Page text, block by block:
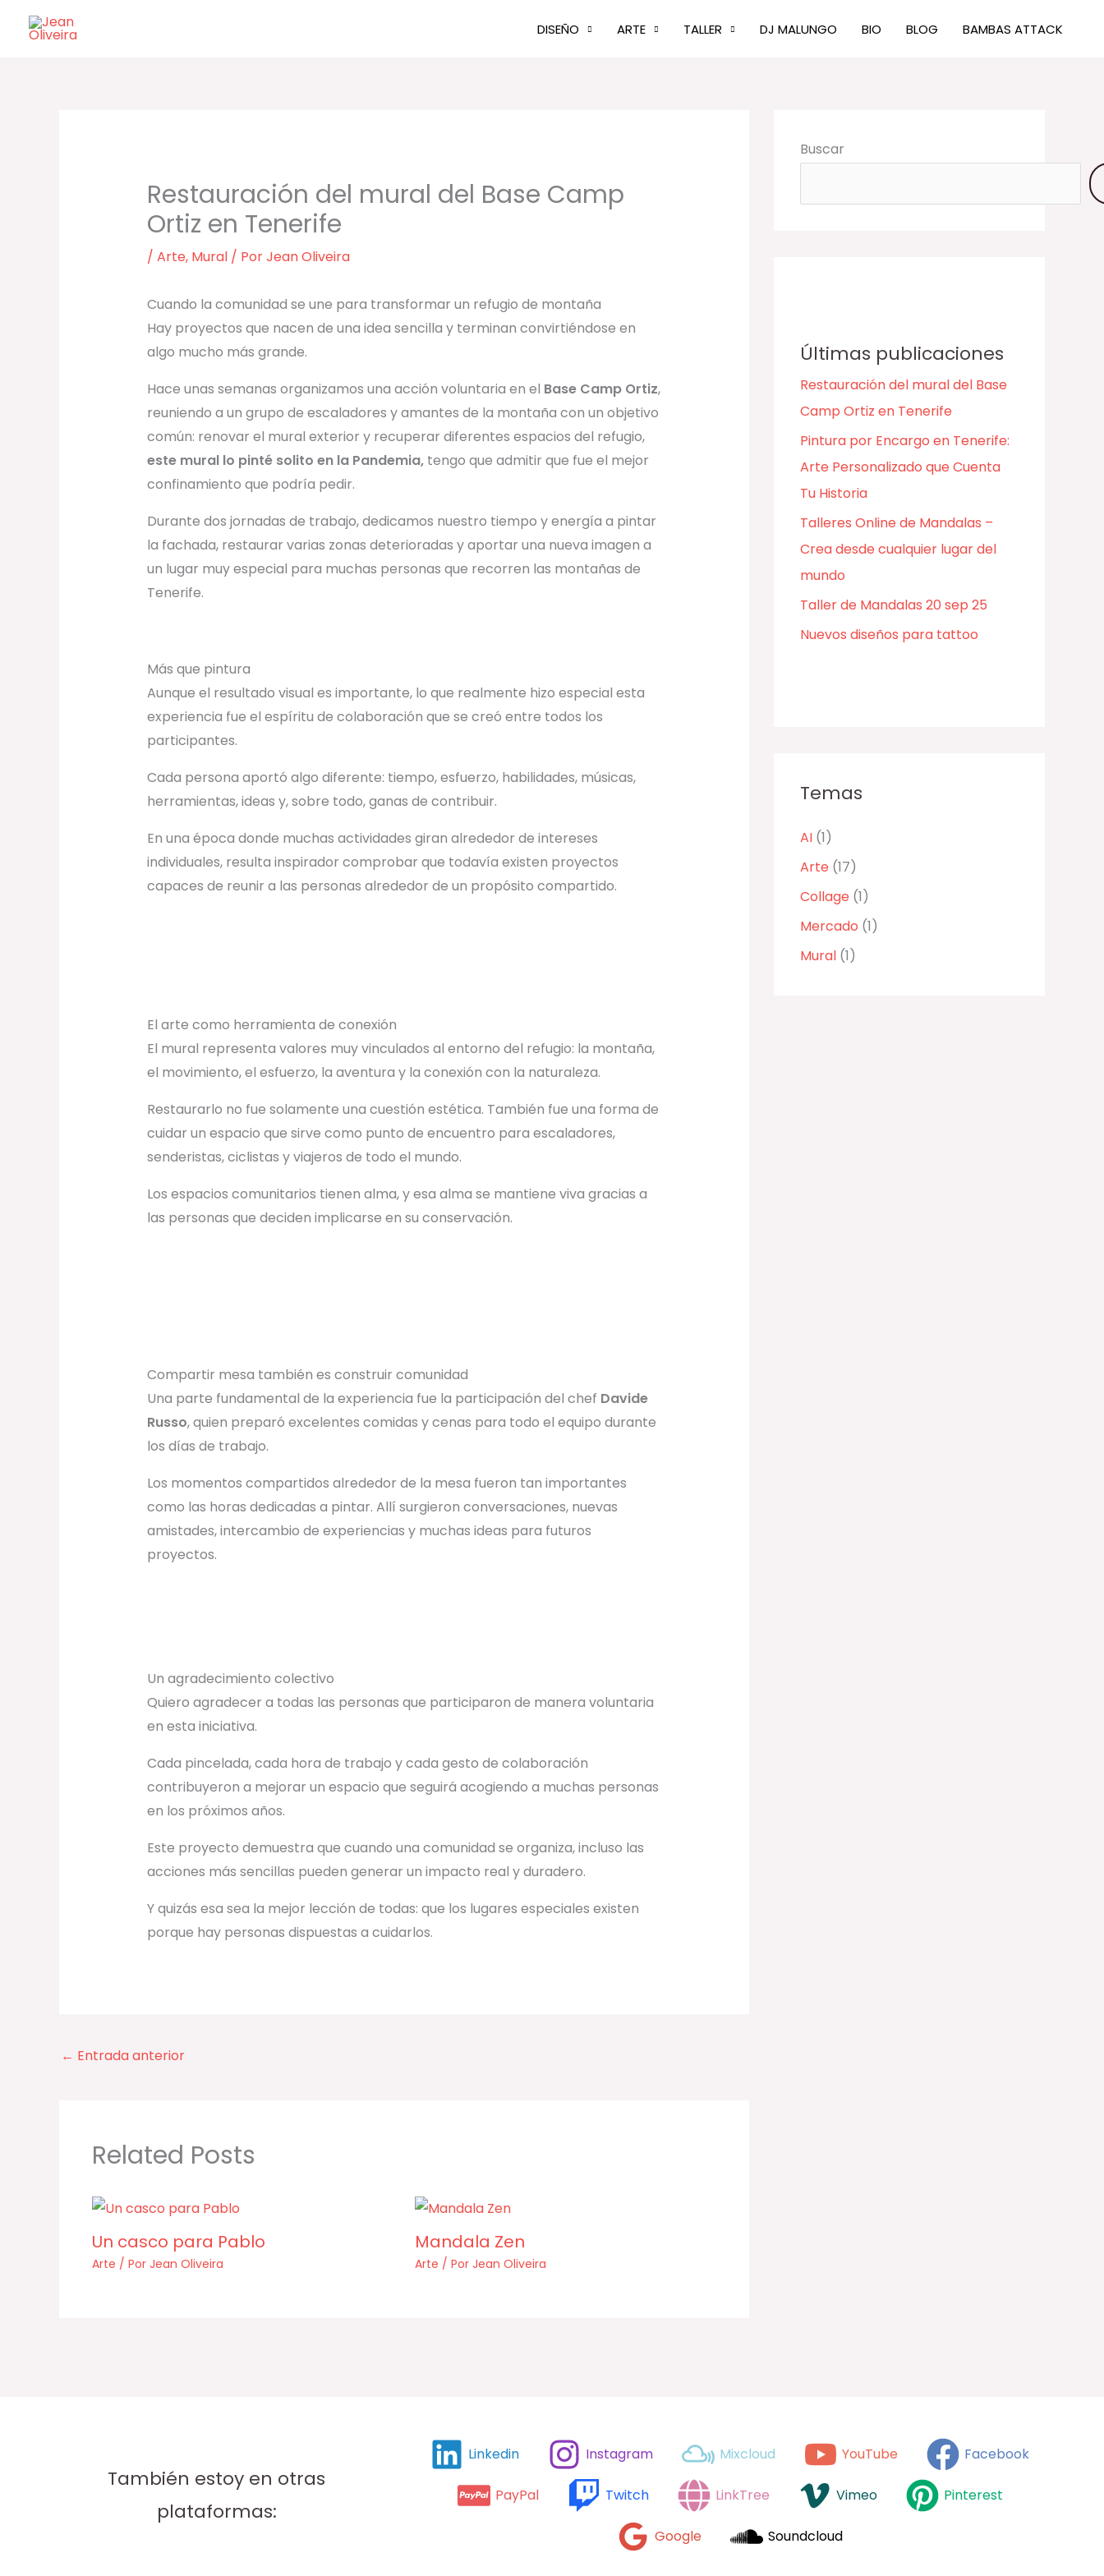
DISEÑO ARTE TALLER DJ MALUNGO BIO BLOG BAMBAS ATTACK
Restauración del mural del Base Camp
Ortiz en Tenerife
/ Arte, Mural/ PorJean Oliveira
Cuando la comunidad se une para transformar un refugio de montaña
Hay proyectos que nacen de una idea sencilla y terminan convirtiéndose en
algo mucho más grande.
Hace unas semanas organizamos una acción voluntaria en el Base Camp Ortiz,
reuniendo a un grupo de escaladores y amantes de la montaña con un objetivo
común: renovar el mural exterior y recuperar diferentes espacios del refugio,
este mural lo pinté solito en la Pandemia,tengo que admitir que fue el mejor
confinamiento que podría pedir.
Durante dos jornadas de trabajo, dedicamos nuestro tiempo y energía a pintar
la fachada, restaurar varias zonas deterioradas y aportar una nueva imagen a
un lugar muy especial para muchas personas que recorren las montañas de
Tenerife.
Más que pintura
Aunque el resultado visual es importante, lo que realmente hizo especial esta
experiencia fue el espíritu de colaboración que se creó entre todos los
participantes.
Cada persona aportó algo diferente: tiempo, esfuerzo, habilidades, músicas,
herramientas, ideas y, sobre todo, ganas de contribuir.
En una época donde muchas actividades giran alrededor de intereses
individuales, resulta inspirador comprobar que todavía existen proyectos
capaces de reunir a las personas alrededor de un propósito compartido.
El arte como herramienta de conexión
El mural representa valores muy vinculados al entorno del refugio: la montaña,
el movimiento, el esfuerzo, la aventura y la conexión con la naturaleza.
Restaurarlo no fue solamente una cuestión estética. También fue una forma de
cuidar un espacio que sirve como punto de encuentro para escaladores,
senderistas, ciclistas y viajeros de todo el mundo.
Los espacios comunitarios tienen alma, y esa alma se mantiene viva gracias a
las personas que deciden implicarse en su conservación.
Compartir mesa también es construir comunidad
Una parte fundamental de la experiencia fue la participación del chef Davide
Russo, quien preparó excelentes comidas y cenas para todo el equipo durante
los días de trabajo.
Los momentos compartidos alrededor de la mesa fueron tan importantes
como las horas dedicadas a pintar. Allí surgieron conversaciones, nuevas
amistades, intercambio de experiencias y muchas ideas para futuros
proyectos.
Un agradecimiento colectivo
Quiero agradecer a todas las personas que participaron de manera voluntaria
en esta iniciativa.
Cada pincelada, cada hora de trabajo y cada gesto de colaboración
contribuyeron a mejorar un espacio que seguirá acogiendo a muchas personas
en los próximos años.
Este proyecto demuestra que cuando una comunidad se organiza, incluso las
acciones más sencillas pueden generar un impacto real y duradero.
Y quizás esa sea la mejor lección de todas: que los lugares especiales existen
porque hay personas dispuestas a cuidarlos.
← Entrada anterior
Related Posts
Un casco para Pablo
Arte / Por Jean Oliveira
Mandala Zen
Arte / Por Jean Oliveira
Buscar
Últimas publicaciones
Restauración del mural del Base
Camp Ortiz en Tenerife
Pintura por Encargo en Tenerife:
Arte Personalizado que Cuenta
Tu Historia
Talleres Online de Mandalas –
Crea desde cualquier lugar del
mundo
Taller de Mandalas 20 sep 25
Nuevos diseños para tattoo
Temas
AI (1)
Arte (17)
Collage (1)
Mercado (1)
Mural (1)
También estoy en otras
plataformas:
Linkedin Instagram Mixcloud YouTube Facebook
PayPal Twitch LinkTree Vimeo Pinterest
Google Soundcloud